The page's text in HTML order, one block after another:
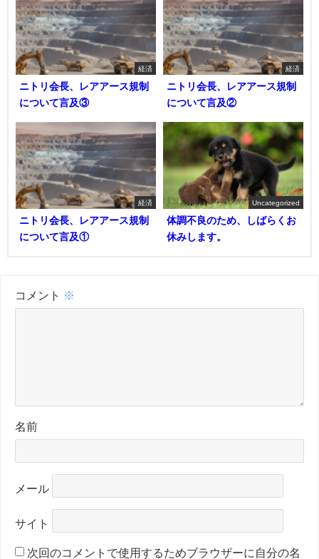
経済
ニトリ会長、レアアース規制
について言及③
経済
ニトリ会長、レアアース規制
について言及②
経済
ニトリ会長、レアアース規制
について言及①
Uncategorized
体調不良のため、しばらくお
休みします。
コメント ※
名前
メール
サイト
次回のコメントで使用するためブラウザーに自分の名